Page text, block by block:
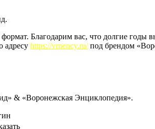
Благодарим вас, что долгие
адресу https://vrnency.ru/под брендом
& «Воронежская Энциклопедия».